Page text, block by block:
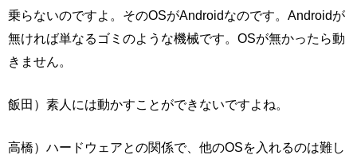
乗らないのですよ。そのOSがAndroidなのです。Androidが
無ければ単なるゴミのような機械です。OSが無かったら動
きません。
飯田）素人には動かすことができないですよね。
高橋）ハードウェアとの関係で、他のOSを入れるのは難し